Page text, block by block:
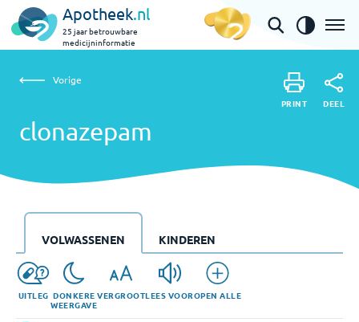
Apotheek.nl
25 jaar betrouwbare
medicijninformatie
clonazepam
Vorige
clonazepam
PRINT DEEL
UITLEG DONKERE
WEERGAVE
VERGROOTLEES VOOROPEN ALLE
VOLWASSENEN KINDEREN